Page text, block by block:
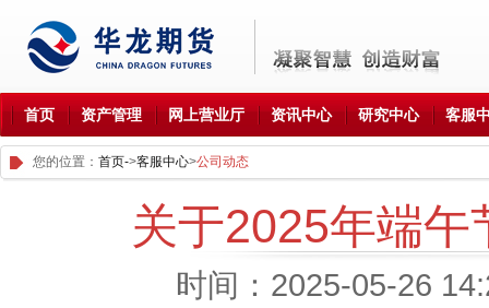
首页 资产管理 网上营业厅 资讯中心 研究中心 客服
您的位置： 首页->客服中心>公司动态
关于2025年端
时间：2025-05-26